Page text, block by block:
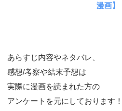
漫画】
あらすじ内容やネタバレ、
感想/考察や結末予想は
実際に漫画を読まれた方の
アンケートを元にしております！